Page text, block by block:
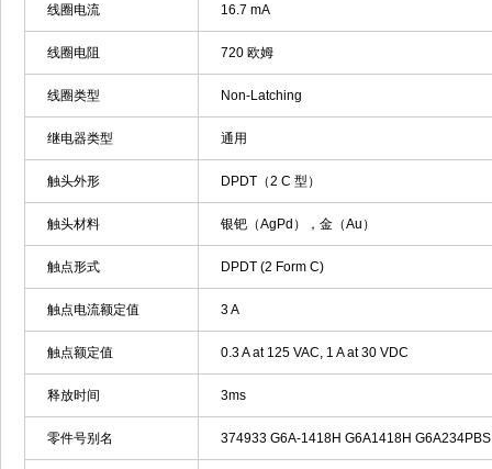
线圈电流 16.7 mA
线圈电阻 720 欧姆
线圈类型 Non-Latching
继电器类型 通用
触头外形 DPDT（2 C 型）
触头材料 银钯（AgPd），金（Au）
触点形式 DPDT (2 Form C)
触点电流额定值 3 A
触点额定值 0.3 A at 125 VAC, 1 A at 30 VDC
释放时间 3ms
零件号别名 374933 G6A-1418H G6A1418H